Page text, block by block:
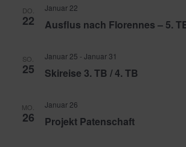
DO.
22 Ausflus nach Florennes – 5.
Januar 22
SO.
25 Skireise 3. TB / 4. TB
Januar 25 - Januar 31
MO.
26 Projekt Patenschaft
Januar 26